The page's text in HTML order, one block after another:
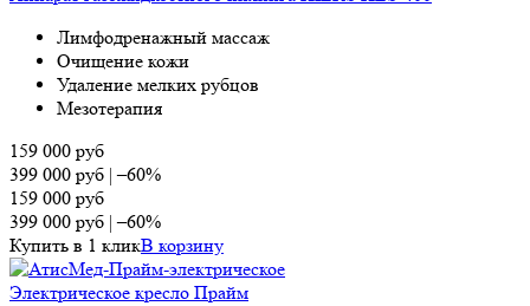
Лимфодренажный массаж
Очищение кожи
Удаление мелких рубцов
Мезотерапия
159 000 руб
399 000 руб |–60%
159 000 руб
399 000 руб |–60%
Купить в 1 кликВ корзину
Электрическое кресло Прайм